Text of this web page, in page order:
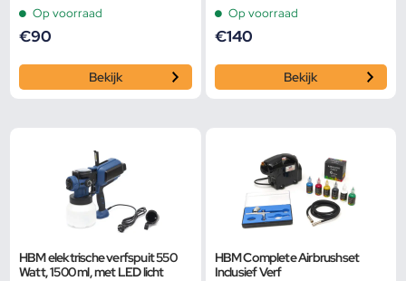
1000 ML Reser
Op voorraad
€90
Bekijk
Op voorraad
€140
Bekijk
HBM elektrische verfspuit 550
Watt, 1500 ml, met LED licht
HBM Complete Airbrushset
Inclusief Verf